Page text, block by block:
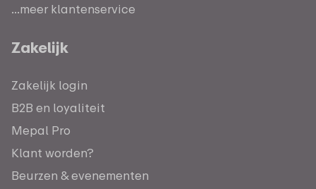
...meer klantenservice
Zakelijk
Zakelijk login
B2B en loyaliteit
Mepal Pro
Klant worden?
Beurzen & evenementen